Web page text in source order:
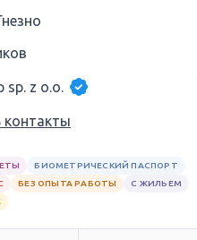
sp. z o.o.
контакты
БИОМЕТРИЧЕСКИЙ ПАСПОРТ
БЕЗ ОПЫТА РАБОТЫ
С ЖИЛЬЕМ